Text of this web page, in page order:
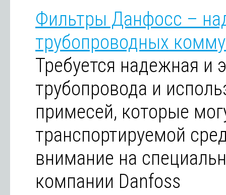
Фильтры Данфосс –
трубопроводных
Требуется надежная и
трубопровода и
примесей, которые
транспортируемой
внимание на
компании Danfoss